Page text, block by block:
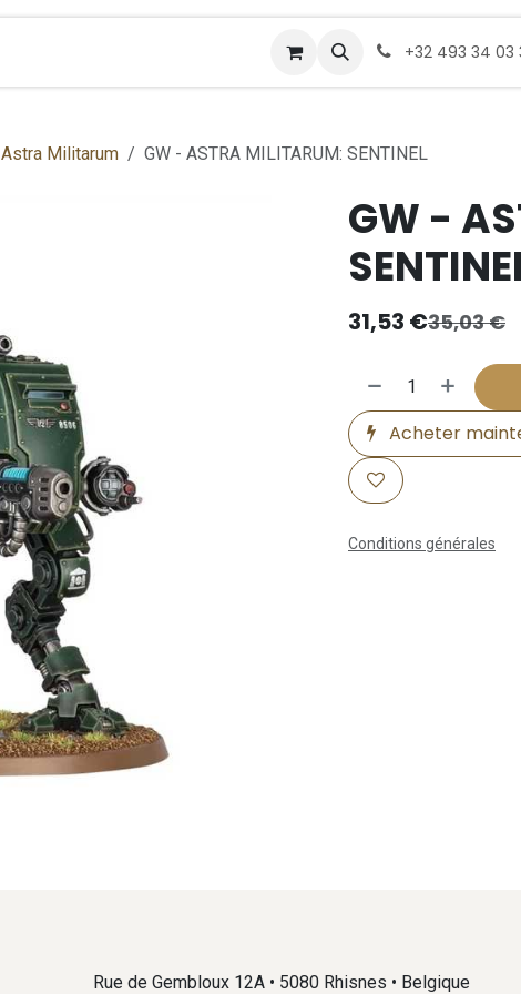
Commander +32 493 34 03
Astra Militarum GW - ASTRA MILITARUM: SENTINEL
GW -
31,53 €35,03€
Acheter
Conditions générales
Rue de Gembloux 12A • 5080 Rhisnes • Belgique